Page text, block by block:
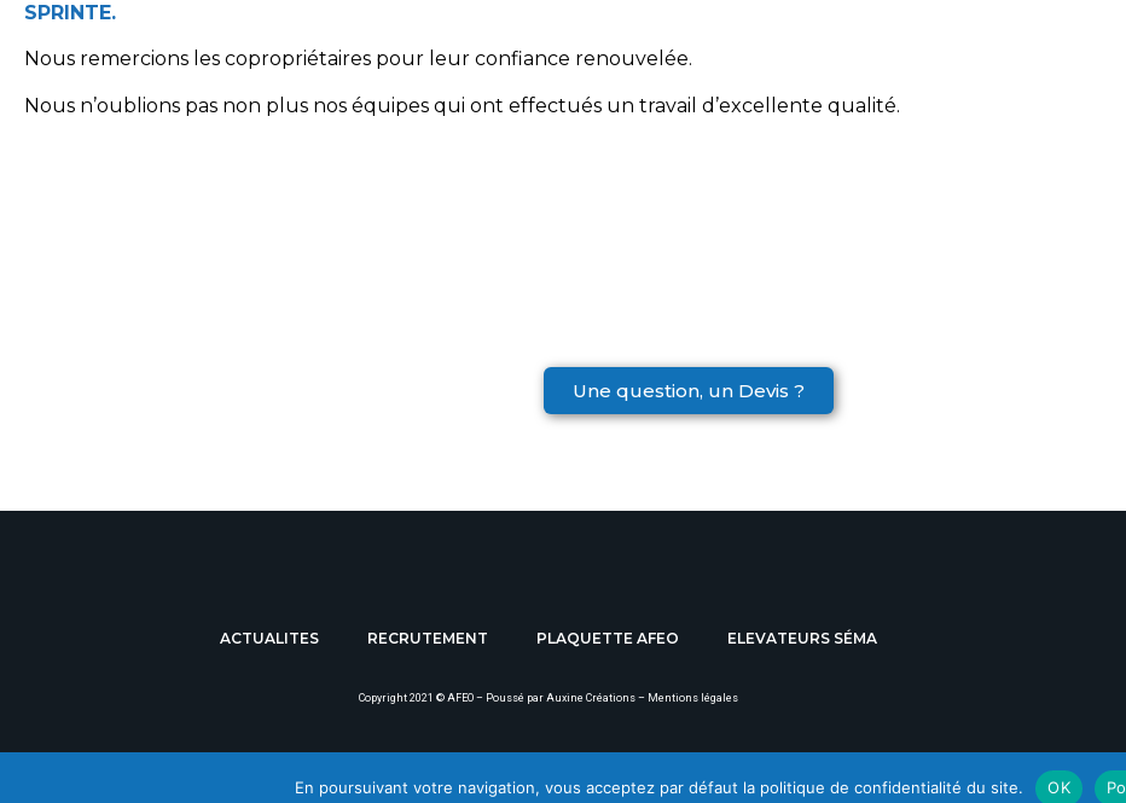
SPRINTE.
Nous remercions les copropriétaires pour leur confiance renouvelée.
Nous n’oublions pas non plus nos équipes qui ont effectués un travail d’excellente qualité.
Une question, un Devis ?
ACTUALITES RECRUTEMENT PLAQUETTE AFEO ELEVATEURS SÉMA
Copyright 2021 © AFEO– Poussé par Auxine Créations– Mentions légales
En poursuivant votre navigation, vous acceptez par défaut la politique de confidentialité du site. OK